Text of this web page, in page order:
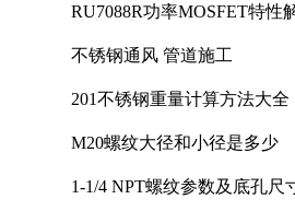
RU7088R功率MOSFET特性
不锈钢通风 管道施工
201不锈钢重量计算方法大全
M20螺纹大径和小径是多少
1-1/4 NPT螺纹参数及底孔尺